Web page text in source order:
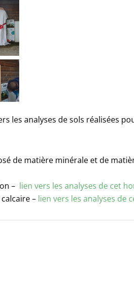
les analyses de sols réalisées
de matière minérale et de
– lien vers les analyses de cet
– lien vers les analyses de